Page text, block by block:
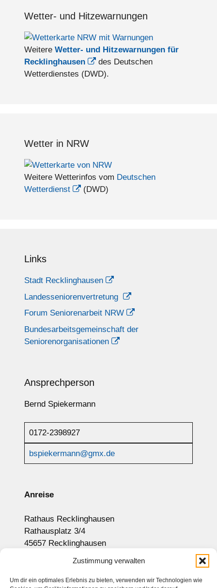
Zustimmung verwalten
Um dir ein optimales Erlebnis zu bieten, verwenden wir Technologien wie
Wetter- und Hitzewarnungen
Weitere Wetter- und Hitzewarnungen für
Recklinghausen
des Deutschen
Wetterdienstes (DWD).
Wetter in NRW
Weitere Wetterinfos vom Deutschen
Wetterdienst
(DWD)
Links
Stadt Recklinghausen
Landesseniorenvertretung
Forum Seniorenarbeit NRW
Bundesarbeitsgemeinschaft der
Seniorenorganisationen
Ansprechperson
Bernd Spiekermann
0172-2398927
bspiekermann@gmx.de
Anreise
Rathaus Recklinghausen
Rathausplatz 3/4
45657 Recklinghausen